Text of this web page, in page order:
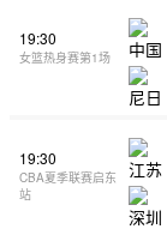
19:30
女篮热身赛第1场
19:30
CBA夏季联赛启东
站